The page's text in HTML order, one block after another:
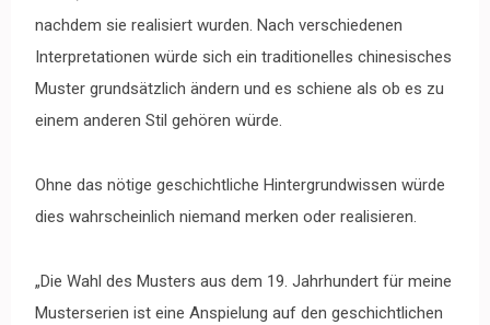
nachdem sie realisiert wurden. Nach verschiedenen
Interpretationen würde sich ein traditionelles chinesisches
Muster grundsätzlich ändern und es schiene als ob es zu
einem anderen Stil gehören würde.
Ohne das nötige geschichtliche Hintergrundwissen würde
dies wahrscheinlich niemand merken oder realisieren.
„Die Wahl des Musters aus dem 19. Jahrhundert für meine
Musterserien ist eine Anspielung auf den geschichtlichen